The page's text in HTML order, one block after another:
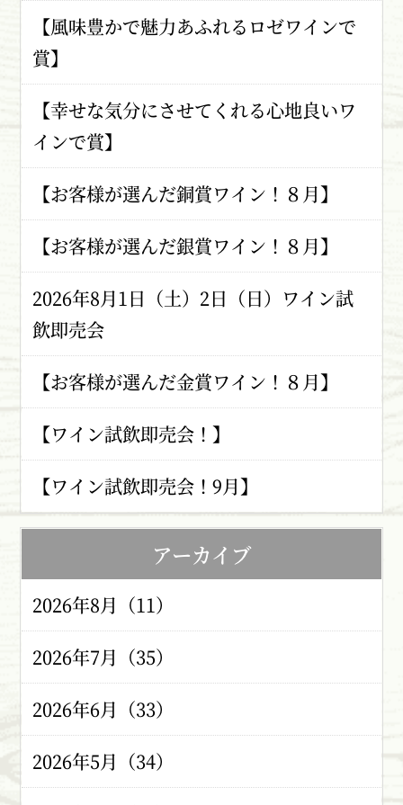
【風味豊かで魅力あふれるロゼワインで
賞】
【幸せな気分にさせてくれる心地良いワ
インで賞】
【お客様が選んだ銅賞ワイン！８月】
【お客様が選んだ銀賞ワイン！８月】
2026年8月1日（土）2日（日）ワイン試
飲即売会
【お客様が選んだ金賞ワイン！８月】
【ワイン試飲即売会！】
【ワイン試飲即売会！9月】
アーカイブ
2026年8月（11）
2026年7月（35）
2026年6月（33）
2026年5月（34）